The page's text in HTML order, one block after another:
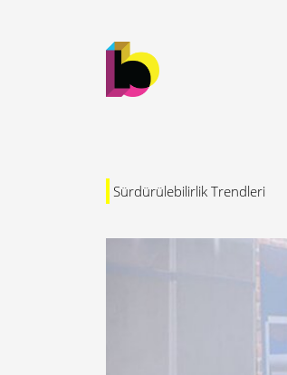
Sürdürülebilirlik Trendleri